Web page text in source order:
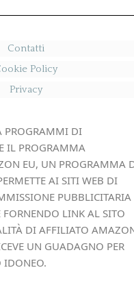
Contatti
Policy
Privacy
PROGRAMMI DI
IL PROGRAMMA
EU, UN PROGRAMMA
AI SITI WEB DI
PUBBLICITARIA
LINK AL SITO
DI AFFILIATO
UN GUADAGNO PER
IDONEO.